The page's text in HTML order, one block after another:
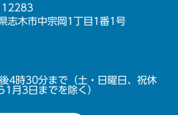
木市中宗岡1丁目1番1号
4時30分まで（土・日曜日、祝休
月3日までを除く）